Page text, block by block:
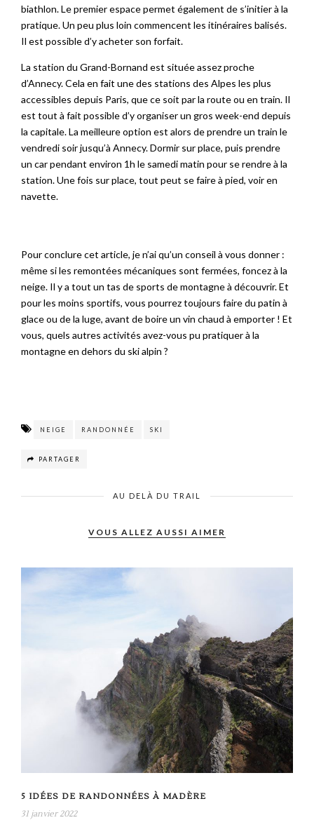
biathlon. Le premier espace permet également de s’initier à la
pratique. Un peu plus loin commencent les itinéraires balisés.
Il est possible d’y acheter son forfait.
La station du Grand-Bornand est située assez proche
d’Annecy. Cela en fait une des stations des Alpes les plus
accessibles depuis Paris, que ce soit par la route ou en train. Il
est tout à fait possible d’y organiser un gros week-end depuis
la capitale. La meilleure option est alors de prendre un train le
vendredi soir jusqu’à Annecy. Dormir sur place, puis prendre
un car pendant environ 1h le samedi matin pour se rendre à la
station. Une fois sur place, tout peut se faire à pied, voir en
navette.
Pour conclure cet article, je n’ai qu’un conseil à vous donner :
même si les remontées mécaniques sont fermées, foncez à la
neige. Il y a tout un tas de sports de montagne à découvrir. Et
pour les moins sportifs, vous pourrez toujours faire du patin à
glace ou de la luge, avant de boire un vin chaud à emporter ! Et
vous, quels autres activités avez-vous pu pratiquer à la
montagne en dehors du ski alpin ?
NEIGE RANDONNÉE SKI
PARTAGER
AU DELÀ DU TRAIL
VOUS ALLEZ AUSSI AIMER
5 IDÉES DE RANDONNÉES À MADÈRE
31 janvier 2022